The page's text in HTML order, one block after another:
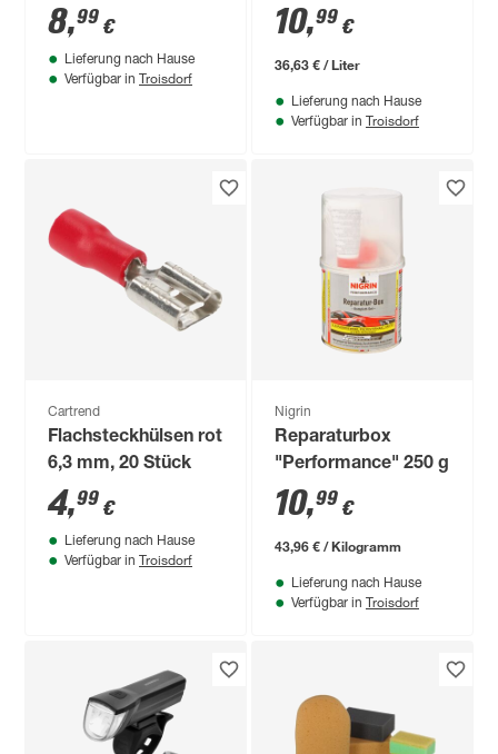
8,99 €
Lieferung nach Hause
Verfügbar in Troisdorf
300 ml
10,99 €
36,63 € / Liter
Lieferung nach Hause
Verfügbar in Troisdorf
Cartrend
Flachsteckhülsen rot
6,3 mm, 20 Stück
4,99 €
Lieferung nach Hause
Verfügbar in Troisdorf
Nigrin
Reparaturbox
"Performance" 250 g
10,99 €
43,96 € / Kilogramm
Lieferung nach Hause
Verfügbar in Troisdorf